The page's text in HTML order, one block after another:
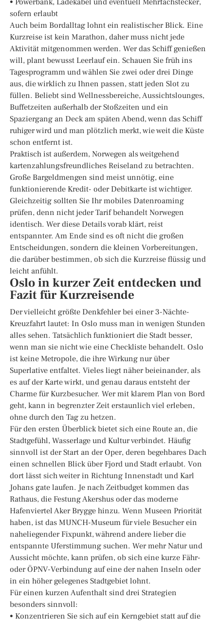
sofern erlaubt
Auch beim Bordalltag lohnt ein realistischer Blick. Eine
Kurzreise ist kein Marathon, daher muss nicht jede
Aktivität mitgenommen werden. Wer das Schiff genießen
will, plant bewusst Leerlauf ein. Schauen Sie früh ins
Tagesprogramm und wählen Sie zwei oder drei Dinge
aus, die wirklich zu Ihnen passen, statt jeden Slot zu
füllen. Beliebt sind Wellnessbereiche, Aussichtslounges,
Buffetzeiten außerhalb der Stoßzeiten und ein
Spaziergang an Deck am späten Abend, wenn das Schiff
ruhiger wird und man plötzlich merkt, wie weit die Küste
schon entfernt ist.
Praktisch ist außerdem, Norwegen als weitgehend
kartenzahlungsfreundliches Reiseland zu betrachten.
Große Bargeldmengen sind meist unnötig, eine
funktionierende Kredit- oder Debitkarte ist wichtiger.
Gleichzeitig sollten Sie Ihr mobiles Datenroaming
prüfen, denn nicht jeder Tarif behandelt Norwegen
identisch. Wer diese Details vorab klärt, reist
entspannter. Am Ende sind es oft nicht die großen
Entscheidungen, sondern die kleinen Vorbereitungen,
die darüber bestimmen, ob sich die Kurzreise flüssig und
leicht anfühlt.
Oslo in kurzer Zeit entdecken und
Fazit für Kurzreisende
Der vielleicht größte Denkfehler bei einer 3-Nächte-
Kreuzfahrt lautet: In Oslo muss man in wenigen Stunden
alles sehen. Tatsächlich funktioniert die Stadt besser,
wenn man sie nicht wie eine Checkliste behandelt. Oslo
ist keine Metropole, die ihre Wirkung nur über
Superlative entfaltet. Vieles liegt näher beieinander, als
es auf der Karte wirkt, und genau daraus entsteht der
Charme für Kurzbesucher. Wer mit klarem Plan von Bord
geht, kann in begrenzter Zeit erstaunlich viel erleben,
ohne durch den Tag zu hetzen.
Für den ersten Überblick bietet sich eine Route an, die
Stadtgefühl, Wasserlage und Kultur verbindet. Häufig
sinnvoll ist der Start an der Oper, deren begehbares Dach
einen schnellen Blick über Fjord und Stadt erlaubt. Von
dort lässt sich weiter in Richtung Innenstadt und Karl
Johans gate laufen. Je nach Zeitbudget kommen das
Rathaus, die Festung Akershus oder das moderne
Hafenviertel Aker Brygge hinzu. Wenn Museen Priorität
haben, ist das MUNCH-Museum für viele Besucher ein
naheliegender Fixpunkt, während andere lieber die
entspannte Uferstimmung suchen. Wer mehr Natur und
Aussicht möchte, kann prüfen, ob sich eine kurze Fähr-
oder ÖPNV-Verbindung auf eine der nahen Inseln oder
in ein höher gelegenes Stadtgebiet lohnt.
Für einen kurzen Aufenthalt sind drei Strategien
besonders sinnvoll:
• Konzentrieren Sie sich auf ein Kerngebiet statt auf die